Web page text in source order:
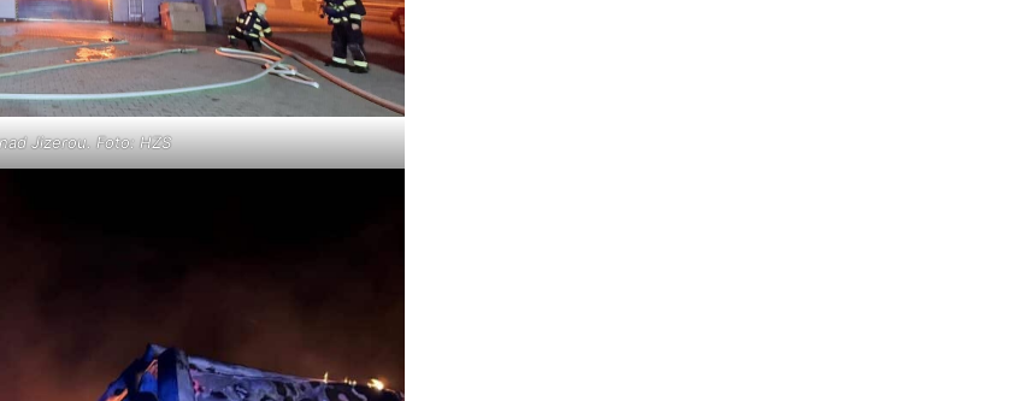
Jizerou. Foto: HZS